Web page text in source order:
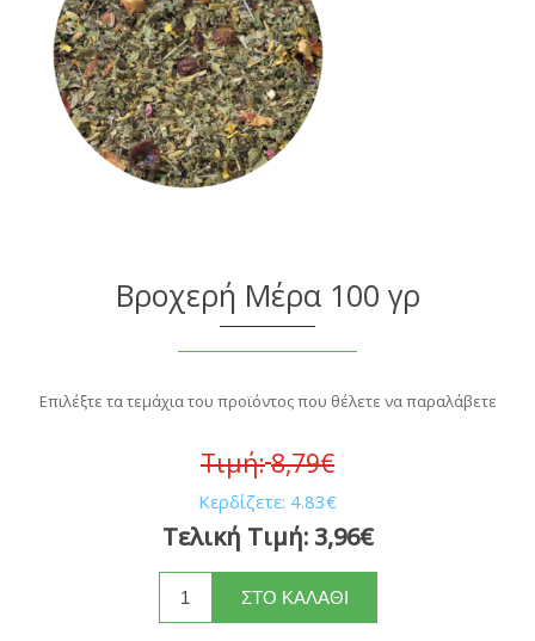
Βροχερή Μέρα 100 γρ
Επιλέξτε τα τεμάχια του προϊόντος που θέλετε να παραλάβετε
Τιμή:8,79€
Κερδίζετε: 4.83€
Τελική Τιμή: 3,96€